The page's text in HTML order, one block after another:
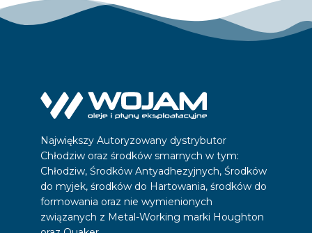
Największy Autoryzowany dystrybutor
Chłodziw oraz środków smarnych w tym:
Chłodziw, Środków Antyadhezyjnych, Środków
do myjek, środków do Hartowania, środków do
formowania oraz nie wymienionych
związanych z Metal-Working marki Houghton